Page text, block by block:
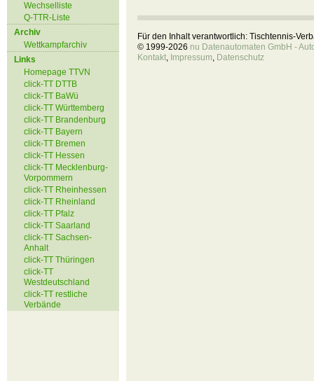
Wechselliste
Q-TTR-Liste
Archiv
Wettkampfarchiv
Links
Homepage TTVN
click-TT DTTB
click-TT BaWü
click-TT Württemberg
click-TT Brandenburg
click-TT Bayern
click-TT Bremen
click-TT Hessen
click-TT Mecklenburg-
Vorpommern
click-TT Rheinhessen
click-TT Rheinland
click-TT Pfalz
click-TT Saarland
click-TT Sachsen-
Anhalt
click-TT Thüringen
click-TT
Westdeutschland
click-TT restliche
Verbände
Für den Inhalt verantwortlich: Tischtennis-
© 1999-2026 nu Datenautomaten GmbH -
Kontakt, Impressum, Datenschutz